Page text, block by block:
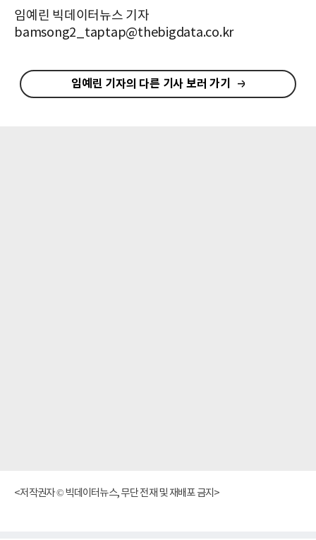
임예린 빅데이터뉴스 기자
bamsong2_taptap@thebigdata.co.kr
임예린 기자의 다른 기사 보러 가기
<저작권자 © 빅데이터뉴스, 무단 전재 및 재배포 금지>